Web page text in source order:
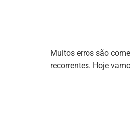
Muitos erros são
recorrentes. Hoje